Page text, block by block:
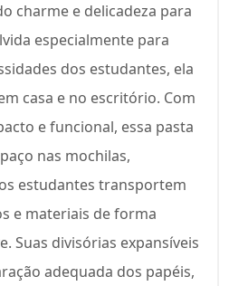
charme e delicadeza para
especialmente para
dos estudantes, ela
casa e no escritório. Com
e funcional, essa pasta
nas mochilas,
estudantes transportem
e materiais de forma
Suas divisórias expansíveis
adequada dos papéis,